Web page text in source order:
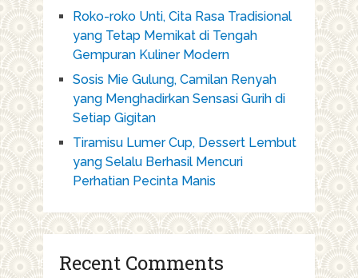
Roko-roko Unti, Cita Rasa Tradisional
yang Tetap Memikat di Tengah
Gempuran Kuliner Modern
Sosis Mie Gulung, Camilan Renyah
yang Menghadirkan Sensasi Gurih di
Setiap Gigitan
Tiramisu Lumer Cup, Dessert Lembut
yang Selalu Berhasil Mencuri
Perhatian Pecinta Manis
Recent Comments